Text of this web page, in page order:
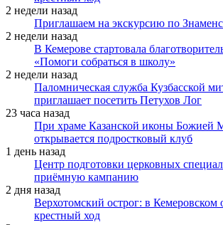
2 недели назад
Приглашаем на экскурсию по
2 недели назад
В Кемерове стартовала
«Помоги собраться в школу»
2 недели назад
Паломническая служба Кузбасской
приглашает посетить Петухов Лог
23 часа назад
При храме Казанской иконы Божией
открывается подростковый клуб
1 день назад
Центр подготовки церковных
приёмную кампанию
2 дня назад
Верхотомский острог: в Кемеровском
крестный ход